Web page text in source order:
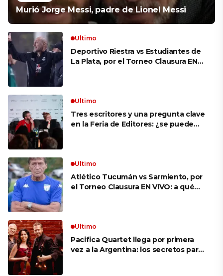
Murió Jorge Messi, padre de Lionel Messi
Ultimo
Deportivo Riestra vs Estudiantes de
La Plata, por el Torneo Clausura EN
Ultimo
Tres escritores y una pregunta clave
en la Feria de Editores: ¿se puede
Ultimo
Atlético Tucumán vs Sarmiento, por
el Torneo Clausura EN VIVO: a qué
Ultimo
Pacifica Quartet llega por primera
vez a la Argentina: los secretos para